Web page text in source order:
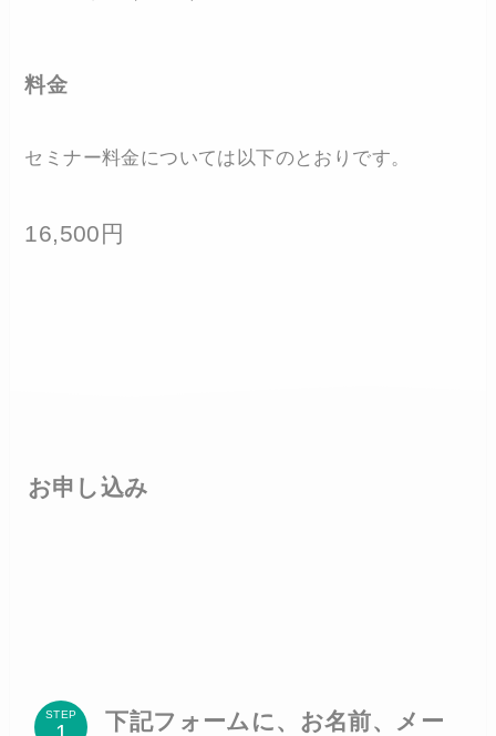
料金
セミナー料金については以下のとおりです。
16,500円
お申し込み
STEP
下記フォームに、お名前、メー